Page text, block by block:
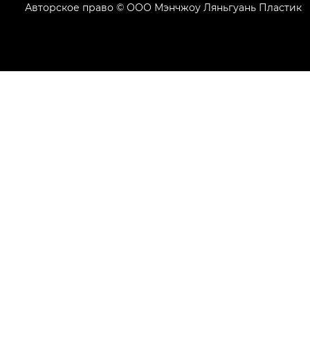
Авторское право © ООО Мэнчжоу Ляньгуань Пластик